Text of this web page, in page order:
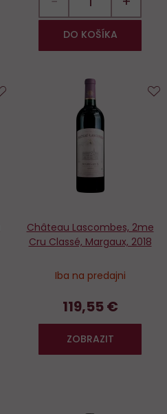
DO KOŠÍKA
Château Lascombes, 2me
Cru Classé, Margaux, 2018
Iba na predajni
119,55 €
ZOBRAZIT